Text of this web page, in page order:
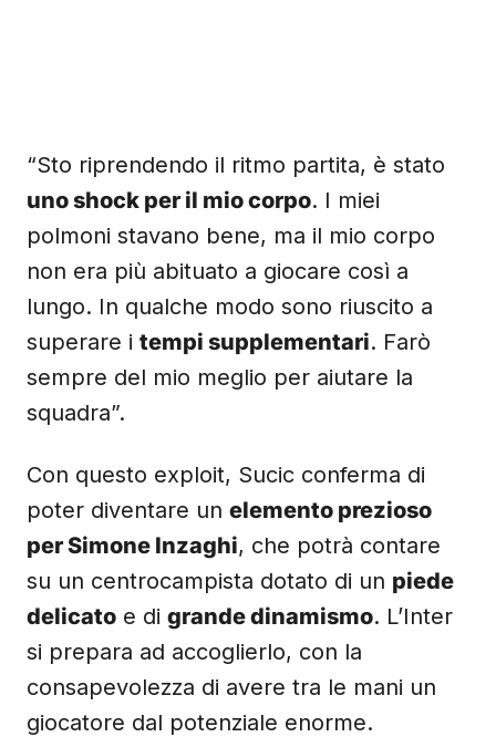
“Sto riprendendo il ritmo partita, è stato
uno shock per il mio corpo. I miei
polmoni stavano bene, ma il mio corpo
non era più abituato a giocare così a
lungo. In qualche modo sono riuscito a
superare i tempi supplementari. Farò
sempre del mio meglio per aiutare la
squadra”.
Con questo exploit, Sucic conferma di
poter diventare un elemento prezioso
per Simone Inzaghi, che potrà contare
su un centrocampista dotato di un piede
delicato e di grande dinamismo. L’Inter
si prepara ad accoglierlo, con la
consapevolezza di avere tra le mani un
giocatore dal potenziale enorme.